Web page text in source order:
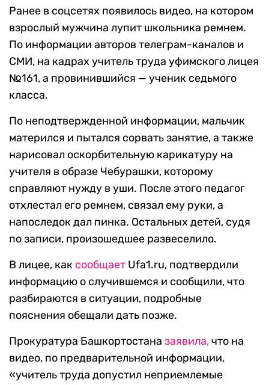
Ранее в соцсетях появилось видео, на котором
взрослый мужчина лупит школьника ремнем.
По информации авторов телеграм-каналов и
СМИ, на кадрах учитель труда уфимского лицея
№161, а провинившийся — ученик седьмого
класса.
По неподтвержденной информации, мальчик
матерился и пытался сорвать занятие, а также
нарисовал оскорбительную карикатуру на
учителя в образе Чебурашки, которому
справляют нужду в уши. После этого педагог
отхлестал его ремнем, связал ему руки, а
напоследок дал пинка. Остальных детей, судя
по записи, произошедшее развеселило.
В лицее, как сообщает Ufa1.ru, подтвердили
информацию о случившемся и сообщили, что
разбираются в ситуации, подробные
пояснения обещали дать позже.
Прокуратура Башкортостана заявила,что на
видео, по предварительной информации,
«учитель труда допустил неприемлемые